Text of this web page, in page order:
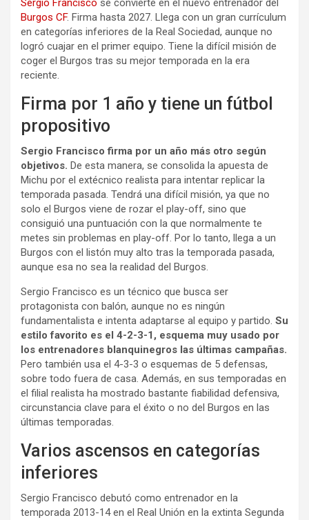
Sergio Francisco se convierte en el nuevo entrenador del
Burgos CF. Firma hasta 2027. Llega con un gran currículum
en categorías inferiores de la Real Sociedad, aunque no
logró cuajar en el primer equipo. Tiene la difícil misión de
coger el Burgos tras su mejor temporada en la era
reciente.
Firma por 1 año y tiene un fútbol
propositivo
Sergio Francisco firma por un año más otro según
objetivos. De esta manera, se consolida la apuesta de
Michu por el extécnico realista para intentar replicar la
temporada pasada. Tendrá una difícil misión, ya que no
solo el Burgos viene de rozar el play-off, sino que
consiguió una puntuación con la que normalmente te
metes sin problemas en play-off. Por lo tanto, llega a un
Burgos con el listón muy alto tras la temporada pasada,
aunque esa no sea la realidad del Burgos.
Sergio Francisco es un técnico que busca ser
protagonista con balón, aunque no es ningún
fundamentalista e intenta adaptarse al equipo y partido. Su
estilo favorito es el 4-2-3-1, esquema muy usado por
los entrenadores blanquinegros las últimas campañas.
Pero también usa el 4-3-3 o esquemas de 5 defensas,
sobre todo fuera de casa. Además, en sus temporadas en
el filial realista ha mostrado bastante fiabilidad defensiva,
circunstancia clave para el éxito o no del Burgos en las
últimas temporadas.
Varios ascensos en categorías
inferiores
Sergio Francisco debutó como entrenador en la
temporada 2013-14 en el Real Unión en la extinta Segunda